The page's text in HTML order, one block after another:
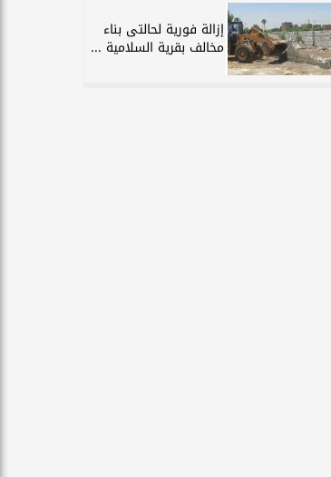
إزالة فورية لحالتى بناء
مخالف بقرية السلامية ...